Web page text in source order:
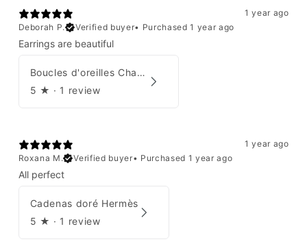
1 year ago
Deborah P.
Verified buyer• Purchased 1 year ago
Earrings are beautiful
Boucles d'oreilles Chanel 2001
5 ★ · 1 review
1 year ago
Roxana M.
Verified buyer• Purchased 1 year ago
All perfect
Cadenas doré Hermès
5 ★ · 1 review